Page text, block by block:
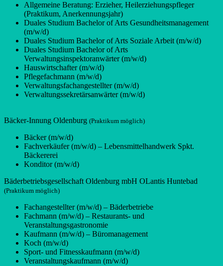
Allgemeine Beratung: Erzieher, Heilerziehungspfleger
(Praktikum, Anerkennungsjahr)
Duales Studium Bachelor of Arts Gesundheitsmanagement
(m/w/d)
Duales Studium Bachelor of Arts Soziale Arbeit (m/w/d)
Duales Studium Bachelor of Arts
Verwaltungsinspektoranwärter (m/w/d)
Hauswirtschafter (m/w/d)
Pflegefachmann (m/w/d)
Verwaltungsfachangestellter (m/w/d)
Verwaltungssekretärsanwärter (m/w/d)
Bäcker-Innung Oldenburg (Praktikum möglich)
Bäcker (m/w/d)
Fachverkäufer (m/w/d) – Lebensmittelhandwerk Spkt.
Bäckererei
Konditor (m/w/d)
Bäderbetriebsgesellschaft Oldenburg mbH OLantis Huntebad
(Praktikum möglich)
Fachangestellter (m/w/d) – Bäderbetriebe
Fachmann (m/w/d) – Restaurants- und
Veranstaltungsgastronomie
Kaufmann (m/w/d) – Büromanagement
Koch (m/w/d)
Sport- und Fitnesskaufmann (m/w/d)
Veranstaltungskaufmann (m/w/d)